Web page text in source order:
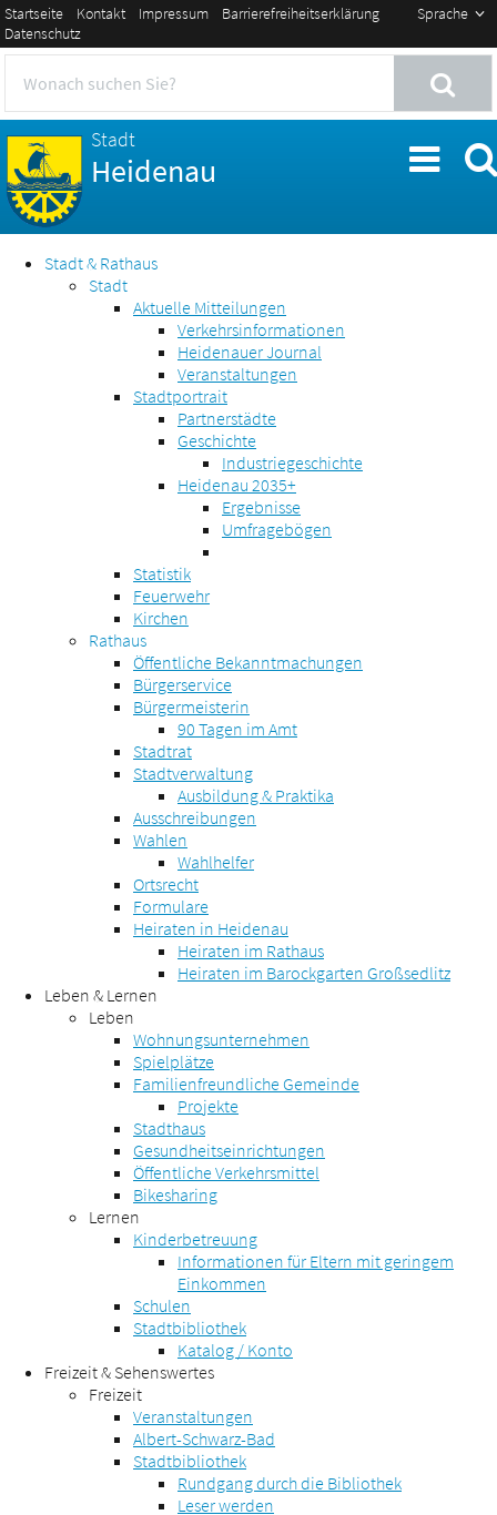
Sprache
Startseite Kontakt Impressum
Barrierefreiheitserklärung
Datenschutz
Stadt
Heidenau
Stadt & Rathaus
Stadt
Aktuelle Mitteilungen
Verkehrsinformationen
Heidenauer Journal
Veranstaltungen
Stadtportrait
Partnerstädte
Geschichte
Industriegeschichte
Heidenau 2035+
Ergebnisse
Umfragebögen
Statistik
Feuerwehr
Kirchen
Rathaus
Öffentliche Bekanntmachungen
Bürgerservice
Bürgermeisterin
90 Tagen im Amt
Stadtrat
Stadtverwaltung
Ausbildung & Praktika
Ausschreibungen
Wahlen
Wahlhelfer
Ortsrecht
Formulare
Heiraten in Heidenau
Heiraten im Rathaus
Heiraten im Barockgarten Großsedlitz
Leben & Lernen
Leben
Wohnungsunternehmen
Spielplätze
Familienfreundliche Gemeinde
Projekte
Stadthaus
Gesundheitseinrichtungen
Öffentliche Verkehrsmittel
Bikesharing
Lernen
Kinderbetreuung
Informationen für Eltern mit geringem
Einkommen
Schulen
Stadtbibliothek
Katalog / Konto
Freizeit & Sehenswertes
Freizeit
Veranstaltungen
Albert-Schwarz-Bad
Stadtbibliothek
Rundgang durch die Bibliothek
Leser werden